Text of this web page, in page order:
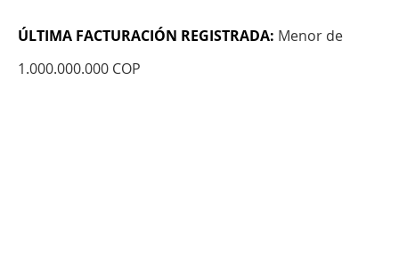
ÚLTIMA FACTURACIÓN REGISTRADA: Menor de
1.000.000.000 COP